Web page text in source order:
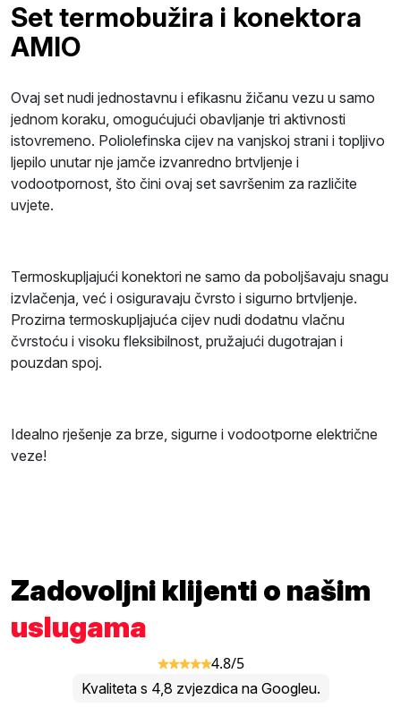
Set termobužira i konektora
AMIO
Ovaj set nudi jednostavnu i efikasnu žičanu vezu u samo
jednom koraku, omogućujući obavljanje tri aktivnosti
istovremeno. Poliolefinska cijev na vanjskoj strani i topljivo
ljepilo unutar nje jamče izvanredno brtvljenje i
vodootpornost, što čini ovaj set savršenim za različite
uvjete.
Termoskupljajući konektori ne samo da poboljšavaju snagu
izvlačenja, već i osiguravaju čvrsto i sigurno brtvljenje.
Prozirna termoskupljajuća cijev nudi dodatnu vlačnu
čvrstoću i visoku fleksibilnost, pružajući dugotrajan i
pouzdan spoj.
Idealno rješenje za brze, sigurne i vodootporne električne
veze!
Zadovoljni klijenti o našim
uslugama
4.8/5
Kvaliteta s 4,8 zvjezdica na Googleu.